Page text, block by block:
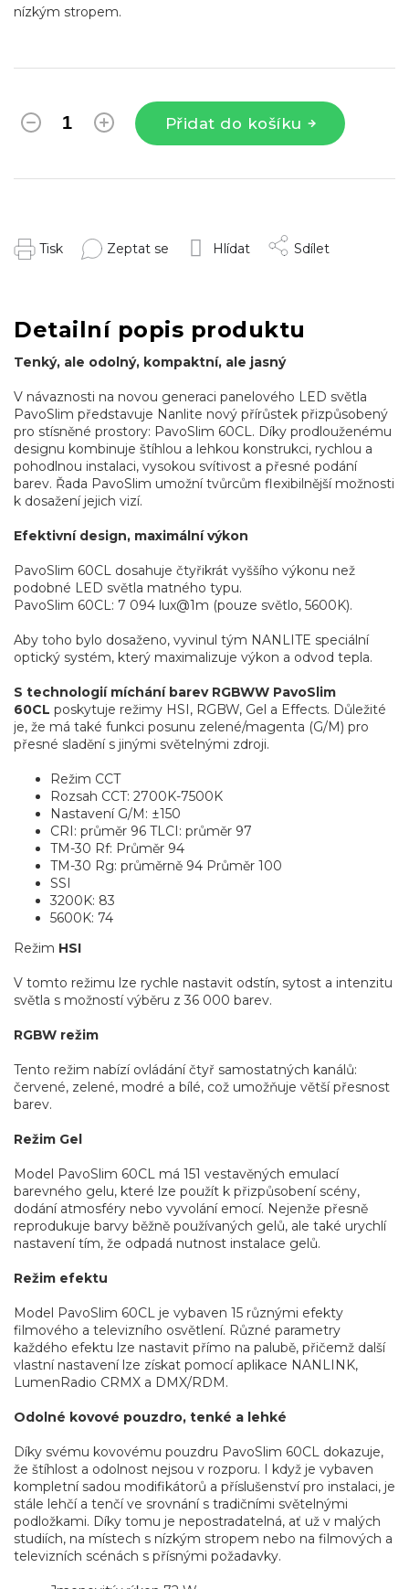
Přidat do košíku
nízkým stropem.
Tisk Zeptat se Hlídat Sdílet
Detailní popis produktu
Tenký, ale odolný, kompaktní, ale jasný
V návaznosti na novou generaci panelového LED světla
PavoSlim představuje Nanlite nový přírůstek přizpůsobený
pro stísněné prostory: PavoSlim 60CL. Díky prodlouženému
designu kombinuje štíhlou a lehkou konstrukci, rychlou a
pohodlnou instalaci, vysokou svítivost a přesné podání
barev. Řada PavoSlim umožní tvůrcům flexibilnější možnosti
k dosažení jejich vizí.
Efektivní design, maximální výkon
PavoSlim 60CL dosahuje čtyřikrát vyššího výkonu než
podobné LED světla matného typu.
PavoSlim 60CL: 7 094 lux@1m (pouze světlo, 5600K).
Aby toho bylo dosaženo, vyvinul tým NANLITE speciální
optický systém, který maximalizuje výkon a odvod tepla.
S technologií míchání barev RGBWW PavoSlim
60CL poskytuje režimy HSI, RGBW, Gel a Effects. Důležité
je, že má také funkci posunu zelené/magenta (G/M) pro
přesné sladění s jinými světelnými zdroji.
Režim CCT
Rozsah CCT: 2700K-7500K
Nastavení G/M: ±150
CRI: průměr 96 TLCI: průměr 97
TM-30 Rf: Průměr 94
TM-30 Rg: průměrně 94 Průměr 100
SSI
3200K: 83
5600K: 74
Režim HSI
V tomto režimu lze rychle nastavit odstín, sytost a intenzitu
světla s možností výběru z 36 000 barev.
RGBW režim
Tento režim nabízí ovládání čtyř samostatných kanálů:
červené, zelené, modré a bílé, což umožňuje větší přesnost
barev.
Režim Gel
Model PavoSlim 60CL má 151 vestavěných emulací
barevného gelu, které lze použít k přizpůsobení scény,
dodání atmosféry nebo vyvolání emocí. Nejenže přesně
reprodukuje barvy běžně používaných gelů, ale také urychlí
nastavení tím, že odpadá nutnost instalace gelů.
Režim efektu
Model PavoSlim 60CL je vybaven 15 různými efekty
filmového a televizního osvětlení. Různé parametry
každého efektu lze nastavit přímo na palubě, přičemž další
vlastní nastavení lze získat pomocí aplikace NANLINK,
LumenRadio CRMX a DMX/RDM.
Odolné kovové pouzdro, tenké a lehké
Díky svému kovovému pouzdru PavoSlim 60CL dokazuje,
že štíhlost a odolnost nejsou v rozporu. I když je vybaven
kompletní sadou modifikátorů a příslušenství pro instalaci, je
stále lehčí a tenčí ve srovnání s tradičními světelnými
podložkami. Díky tomu je nepostradatelná, ať už v malých
studiích, na místech s nízkým stropem nebo na filmových a
televizních scénách s přísnými požadavky.